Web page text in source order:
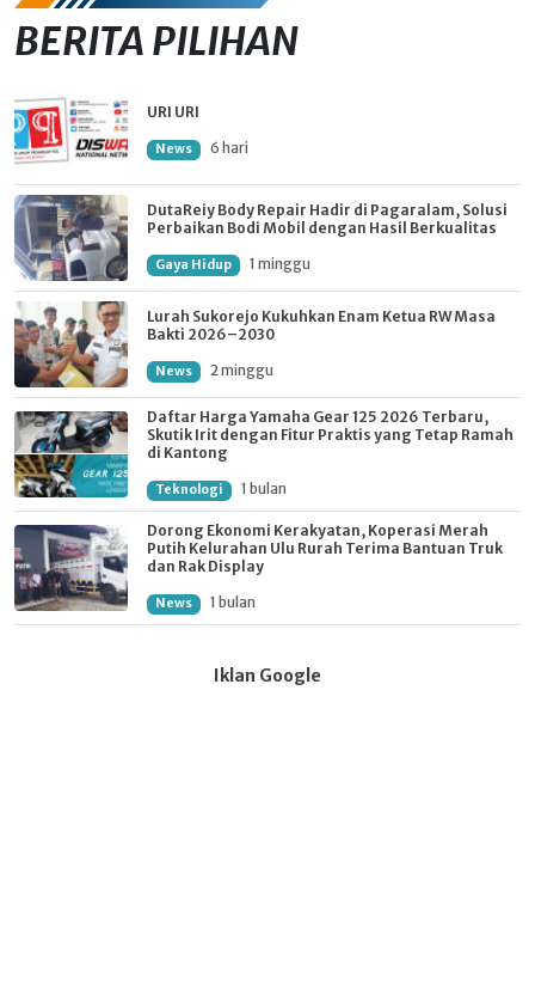
BERITA PILIHAN
URI URI
News 6 hari
DutaReiy Body Repair Hadir di Pagaralam, Solusi
Perbaikan Bodi Mobil dengan Hasil Berkualitas
Gaya Hidup 1 minggu
Lurah Sukorejo Kukuhkan Enam Ketua RW Masa
Bakti 2026–2030
News 2 minggu
Daftar Harga Yamaha Gear 125 2026 Terbaru,
Skutik Irit dengan Fitur Praktis yang Tetap Ramah
di Kantong
Teknologi 1 bulan
Dorong Ekonomi Kerakyatan, Koperasi Merah
Putih Kelurahan Ulu Rurah Terima Bantuan Truk
dan Rak Display
News 1 bulan
Iklan Google